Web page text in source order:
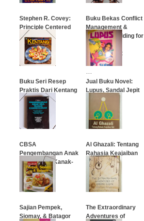
Stephen R. Covey:
Principle Centered
Leadership
…
Buku Bekas Conflict
Management &
Capacity Building for
Profesional
Development
Buku Seri Resep
Praktis Dari Kentang
Jual Buku Novel:
Lupus, Sandal Jepit
CBSA
Pengembangan Anak
Usia Taman Kanak-
Kanak
…
Al Ghazali: Tentang
Rahasia Keajaiban
Hati
…
Sajian Pempek,
Siomay, & Batagor
The Extraordinary
Adventures of